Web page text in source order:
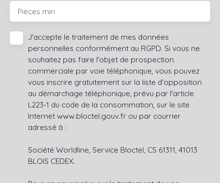
Pièces min
J'accepte le traitement de mes données
personnelles conformément au RGPD. Si vous ne
souhaitez pas faire l'objet de prospection
commerciale par voie téléphonique, vous pouvez
vous inscrire gratuitement sur la liste d'opposition
au démarchage téléphonique, prévu par l'article
L223-1 du code de la consommation, sur le site
Internet www.bloctel.gouv.fr ou par courrier
adressé à :
Société Worldline, Service Bloctel, CS 61311, 41013
BLOIS CEDEX.